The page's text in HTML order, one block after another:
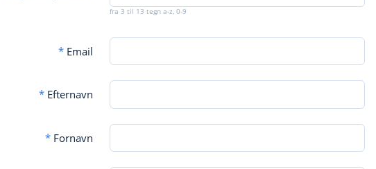
fra 3 til 13 tegn a-z, 0-9
*Email
*Efternavn
*Fornavn